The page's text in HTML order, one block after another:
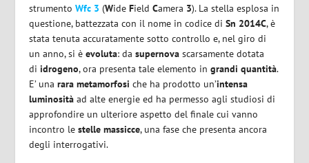
strumentoWfc 3 (WideFieldCamera 3). La stella esplosa in
questione, battezzata con il nome in codice diSn 2014C, è
stata tenuta accuratamente sotto controllo e, nel giro di
un anno, si èevoluta: dasupernova scarsamente dotata
diidrogeno, ora presenta tale elemento ingrandi quantità.
E’ unarara metamorfosi che ha prodotto un’intensa
luminosità ad alte energie ed ha permesso agli studiosi di
approfondire un ulteriore aspetto del finale cui vanno
incontro lestelle massicce, una fase che presenta ancora
degli interrogativi.